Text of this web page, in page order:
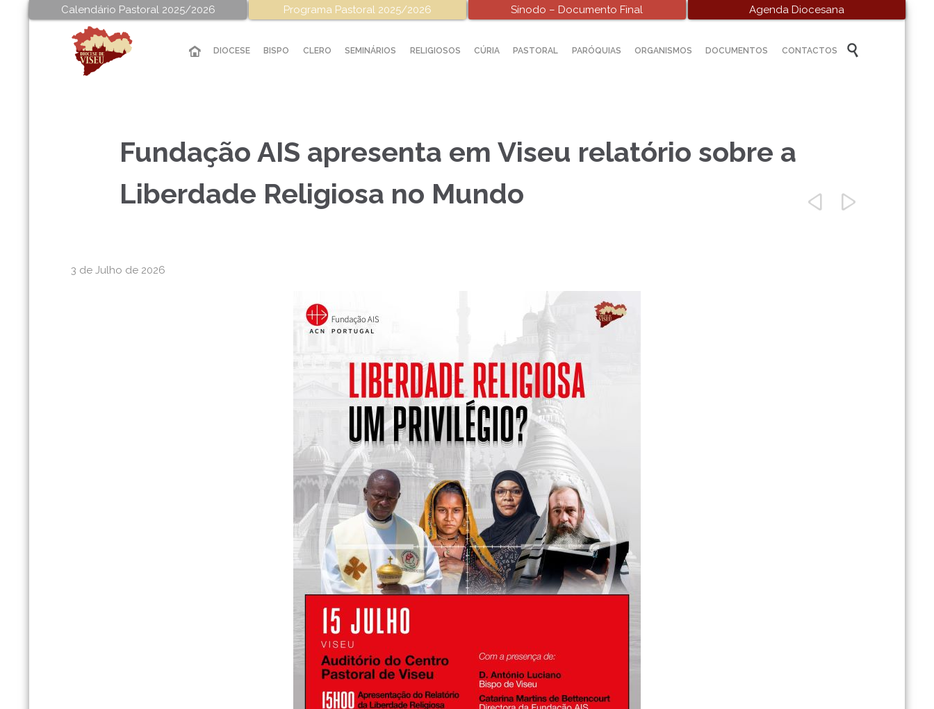
Calendário Pastoral 2025/2026 Programa Pastoral 2025/2026 Sínodo – Documento Final Agenda Diocesana
Skip
to
DIOCESE BISPO CLERO SEMINÁRIOS RELIGIOSOS CÚRIA PASTORAL PARÓQUIAS ORGANISMOS DOCUMENTOS CONTACTOS 
Fundação AIS apresenta em Viseu relatório sobre a
Liberdade Religiosa no Mundo
 
3 de Julho de 2026